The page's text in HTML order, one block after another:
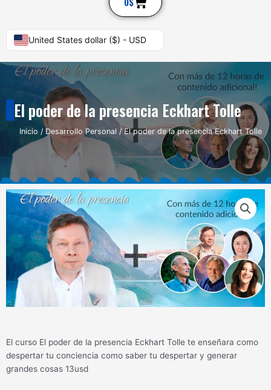
United States dollar ($) - USD
El poder de la presencia Eckhart Tolle
Inicio / Desarrollo Personal / El poder de la presencia Eckhart Tolle
El curso El poder de la presencia Eckhart Tolle te enseñara como
despertar tu conciencia como saber tu despertar y generar
grandes cosas 13usd